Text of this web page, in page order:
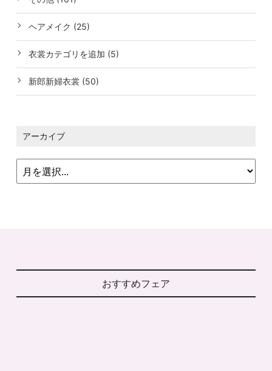
ヘアメイク (25)
衣裳カテゴリを追加 (5)
新郎新婦衣裳 (50)
アーカイブ
おすすめフェア